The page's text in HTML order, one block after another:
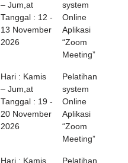
– Jum,at
Tanggal : 12 -
13 November
2026
system
Online
Aplikasi
“Zoom
Meeting”
Hari : Kamis
– Jum,at
Tanggal : 19 -
20 November
2026
Pelatihan
system
Online
Aplikasi
“Zoom
Meeting”
Hari : Kamis Pelatihan